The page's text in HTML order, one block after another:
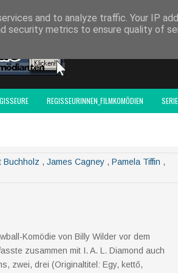
REGISSEURINNEN_FILMKOMÖDIEN
Buchholz , James Cagney , Pamela Tiffin ,
Komödie von Billy Wilder vor dem
zusammen mit I. A. L. Diamond auch
zwei, drei (Originaltitel: Egy, kettő,
and to analyze traffic. Your IP
security metrics to ensure quality of